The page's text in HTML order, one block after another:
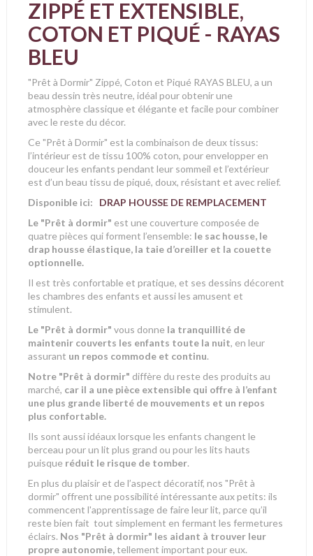
ZIPPÉ ET EXTENSIBLE,
COTON ET PIQUÉ - RAYAS
BLEU
"Prêt à Dormir" Zippé, Coton et Piqué RAYAS BLEU, a un
beau dessin très neutre, idéal pour obtenir une
atmosphère classique et élégante et facile pour combiner
avec le reste du décor.
Ce "Prêt à Dormir" est la combinaison de deux tissus:
l’intérieur est de tissu 100% coton, pour envelopper en
douceur les enfants pendant leur sommeil et l’extérieur
est d’un beau tissu de piqué, doux, résistant et avec relief.
Disponible ici:
DRAP HOUSSE DE REMPLACEMENT
Le "Prêt à dormir" est une couverture composée de
quatre pièces qui forment l’ensemble: le sac housse, le
drap housse élastique, la taie d’oreiller et la couette
optionnelle.
Il est très confortable et pratique, et ses dessins décorent
les chambres des enfants et aussi les amusent et
stimulent.
Le "Prêt à dormir" vous donne la tranquillité de
maintenir couverts les enfants toute la nuit, en leur
assurant un repos commode et continu.
Notre "Prêt à dormir" diffère du reste des produits au
marché, car il a une pièce extensible qui offre à l’enfant
une plus grande liberté de mouvements et un repos
plus confortable.
Ils sont aussi idéaux lorsque les enfants changent le
berceau pour un lit plus grand ou pour les lits hauts
puisque réduit le risque de tomber.
En plus du plaisir et de l’aspect décoratif, nos "Prêt à
dormir" offrent une possibilité intéressante aux petits: ils
commencent l'apprentissage de faire leur lit, parce qu’il
reste bien fait tout simplement en fermant les fermetures
éclairs. Nos "Prêt à dormir" les aidant à trouver leur
propre autonomie,tellement important pour eux.